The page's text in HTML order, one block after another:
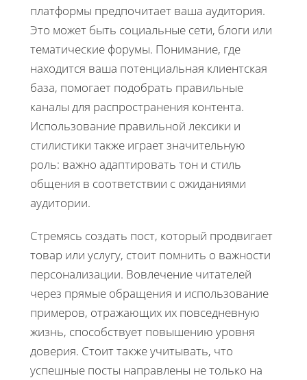
платформы предпочитает ваша аудитория.
Это может быть социальные сети, блоги или
тематические форумы. Понимание, где
находится ваша потенциальная клиентская
база, помогает подобрать правильные
каналы для распространения контента.
Использование правильной лексики и
стилистики также играет значительную
роль: важно адаптировать тон и стиль
общения в соответствии с ожиданиями
аудитории.
Стремясь создать пост, который продвигает
товар или услугу, стоит помнить о важности
персонализации. Вовлечение читателей
через прямые обращения и использование
примеров, отражающих их повседневную
жизнь, способствует повышению уровня
доверия. Стоит также учитывать, что
успешные посты направлены не только на